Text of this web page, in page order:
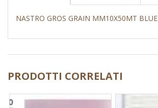
NASTRO GROS GRAIN MM10X50MT BLUE
PRODOTTI CORRELATI